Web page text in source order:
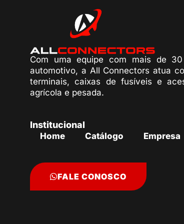
Com uma equipe com mais de
automotivo, a All Connectors atua
terminais, caixas de fusíveis e
agrícola e pesada.
Institucional
Home Catálogo Empresa
FALE CONOSCO